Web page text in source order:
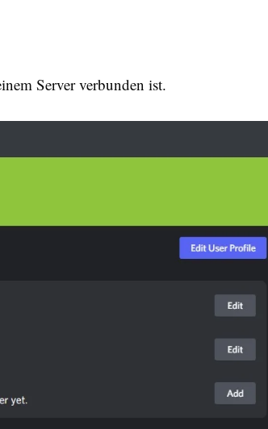
Server verbunden ist.